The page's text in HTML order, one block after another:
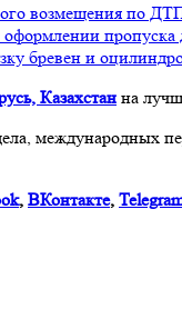
возмещения по
бревен и
Казахстан на
международных
, ВКонтакте,